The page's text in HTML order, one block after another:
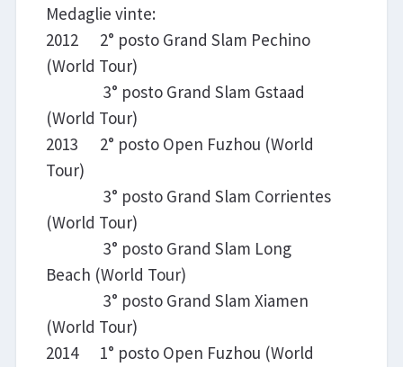
Medaglie vinte:
2012 2° posto Grand Slam Pechino
(World Tour)
3° posto Grand Slam Gstaad
(World Tour)
2013 2° posto Open Fuzhou (World
Tour)
3° posto Grand Slam Corrientes
(World Tour)
3° posto Grand Slam Long
Beach (World Tour)
3° posto Grand Slam Xiamen
(World Tour)
2014 1° posto Open Fuzhou (World